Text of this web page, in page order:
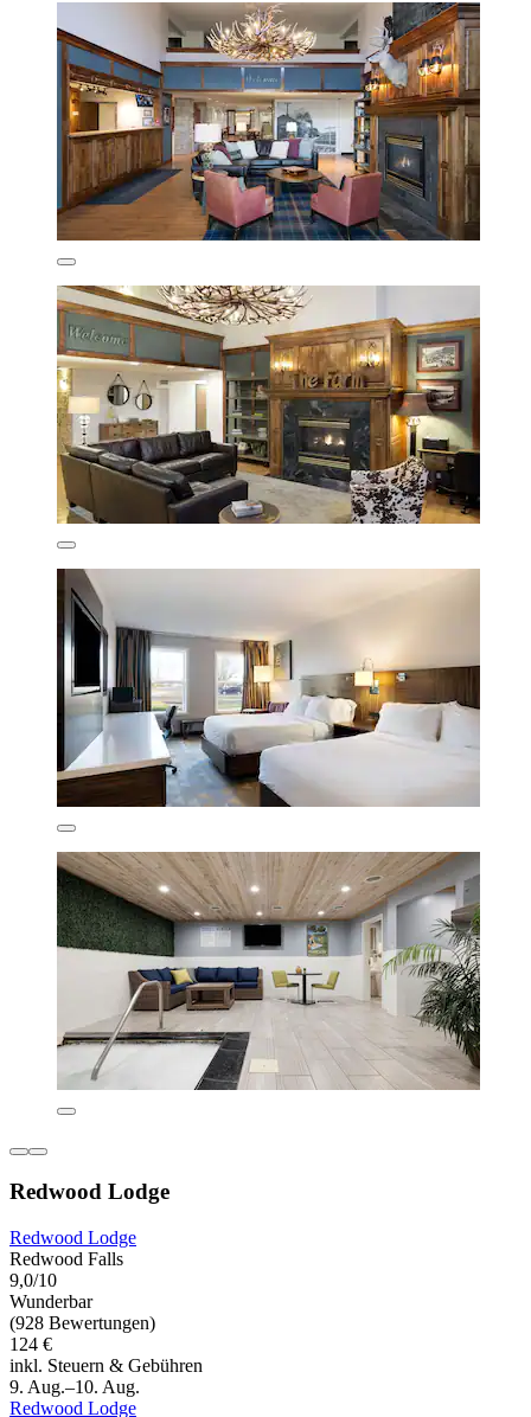
Redwood Lodge
Redwood Lodge
Redwood Falls
9,0/10
Wunderbar
(928 Bewertungen)
124 €
inkl. Steuern & Gebühren
9. Aug.–10. Aug.
Redwood Lodge